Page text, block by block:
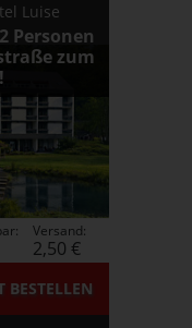
Luise
Personen
zum
BESTELLEN
Versand:
2,50 €